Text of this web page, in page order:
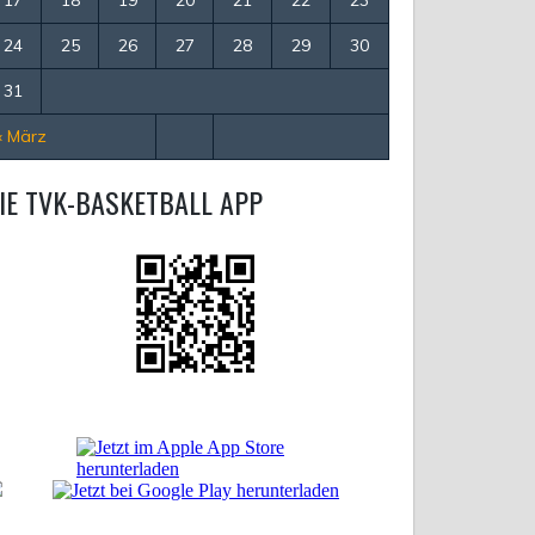
März
24 25 26 27 28 29 30
31
TVK-BASKETBALL APP